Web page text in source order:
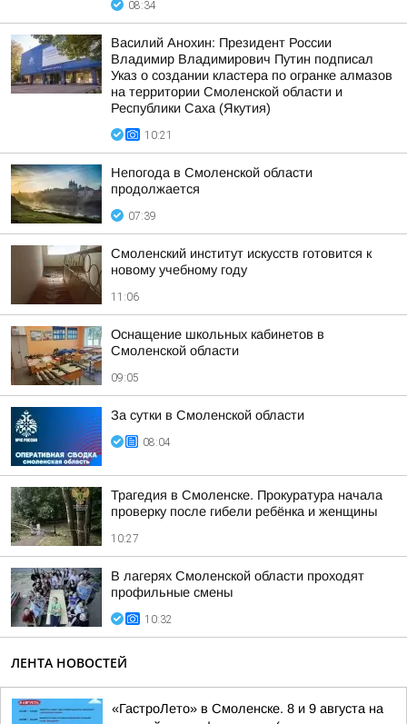
08:34
Василий Анохин: Президент России
Владимир Владимирович Путин подписал
Указ о создании кластера по огранке алмазов
на территории Смоленской области и
Республики Саха (Якутия)
10:21
Непогода в Смоленской области
продолжается
07:39
Смоленский институт искусств готовится к
новому учебному году
11:06
Оснащение школьных кабинетов в
Смоленской области
09:05
За сутки в Смоленской области
08:04
Трагедия в Смоленске. Прокуратура начала
проверку после гибели ребёнка и женщины
10:27
В лагерях Смоленской области проходят
профильные смены
10:32
ЛЕНТА НОВОСТЕЙ
«ГастроЛето» в Смоленске. 8 и 9 августа на